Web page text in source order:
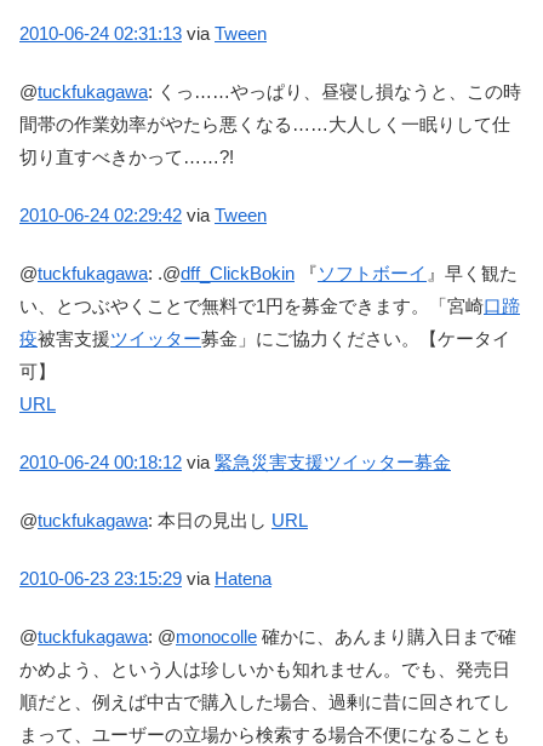
2010-06-24 02:31:13 via Tween
@tuckfukagawa: くっ……やっぱり、昼寝し損なうと、この時
間帯の作業効率がやたら悪くなる……大人しく一眠りして仕
切り直すべきかって……?!
2010-06-24 02:29:42 via Tween
@tuckfukagawa: .@dff_ClickBokin 『ソフトボーイ 』早く観た
い、とつぶやくことで無料で1円を募金できます。「宮崎口蹄
疫被害支援ツイッター募金」にご協力ください。【ケータイ
可】
URL
2010-06-24 00:18:12 via 緊急災害支援ツイッター募金
@tuckfukagawa: 本日の見出し URL
2010-06-23 23:15:29 via Hatena
@tuckfukagawa: @monocolle 確かに、あんまり購入日まで確
かめよう、という人は珍しいかも知れません。でも、発売日
順だと、例えば中古で購入した場合、過剰に昔に回されてし
まって、ユーザーの立場から検索する場合不便になることも